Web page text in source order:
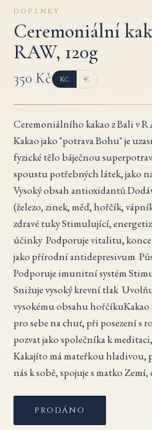
DOPLNKY
Ceremoniální
RAW, 120g
350 Kč Kč €
Ceremoniálního kakao z Bali v
Kakao jako "potrava Bohu" je
fyzické tělo báječnou
spoustu potřebných látek, jako
Vysoký obsah antioxidantů
(železo, zinek, měď, hořčík,
zdravé tuky Stimulující,
účinky Podporuje vitalitu,
jako přírodní antidepresivum
Podporuje imunitní systém
Snižuje vysoký krevní tlak
vysokému obsahu hořčíkuKakao
pro sebe na chuť, při posezení
pozvat jako společníka k
Kakajíto má mateřkou hladivou,
nás k sobě, spojuje s matko Zemí,
PRODÁNO